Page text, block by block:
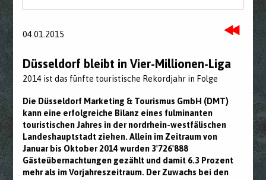
04.01.2015
Düsseldorf bleibt in Vier-Millionen-Liga
2014 ist das fünfte touristische Rekordjahr in Folge
Die Düsseldorf Marketing & Tourismus GmbH (DMT)
kann eine erfolgreiche Bilanz eines fulminanten
touristischen Jahres in der nordrhein-westfälischen
Landeshauptstadt ziehen. Allein im Zeitraum von
Januar bis Oktober 2014 wurden 3'726'888
Gästeübernachtungen gezählt und damit 6.3 Prozent
mehr als im Vorjahreszeitraum. Der Zuwachs bei den